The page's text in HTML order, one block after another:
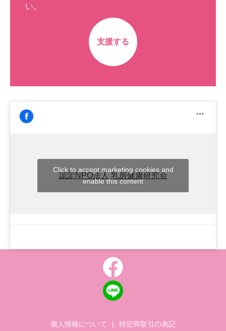
い。
支援する
認定NPO法人 乳房健康研究会
Click to accept marketing cookies and
enable this content
個人情報について | 特定商取引の表記